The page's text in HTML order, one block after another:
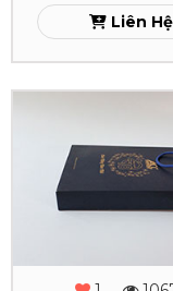
Liên Hệ
Hộp
Giấy